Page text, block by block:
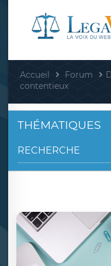
Accueil Forum
contentieux
THÉMATIQUES